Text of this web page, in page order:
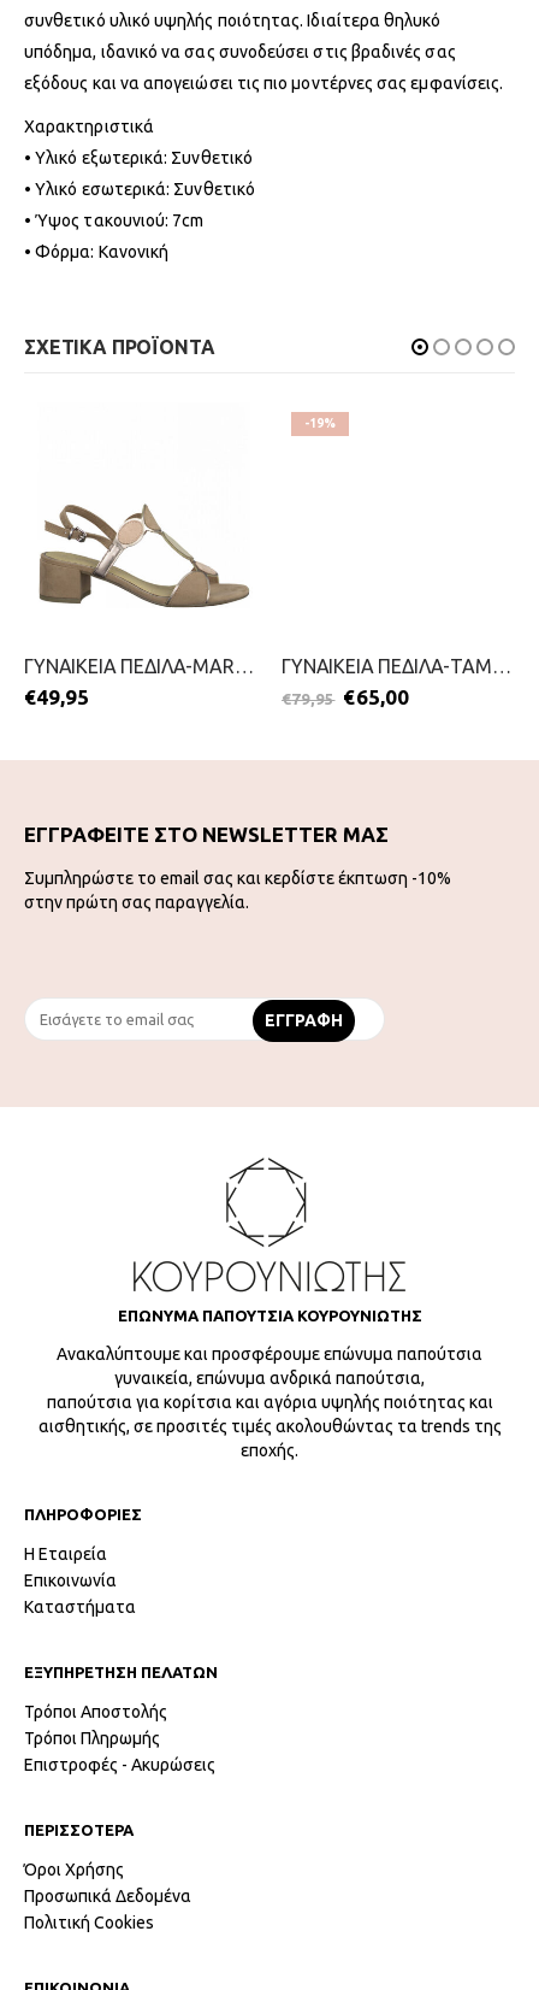
συνθετικό υλικό υψηλής ποιότητας. Ιδιαίτερα θηλυκό
υπόδημα, ιδανικό να σας συνοδεύσει στις βραδινές σας
εξόδους και να απογειώσει τις πιο μοντέρνες σας εμφανίσεις.
Χαρακτηριστικά
• Υλικό εξωτερικά: Συνθετικό
• Υλικό εσωτερικά: Συνθετικό
• Ύψος τακουνιού: 7cm
• Φόρμα: Κανονική
ΣΧΕΤΙΚΑ ΠΡΟΪΟΝΤΑ
ΓΥΝΑΙΚΕΙΑ ΠΕΔΙΛΑ-MARCO TOZZI-2199-0038-ΡΟΖ
€49,95
-19%
ΓΥΝΑΙΚΕΙΑ ΠΕΔΙΛΑ-TAMARIS-2199-0089-ΤΑΜΠΑ
€79,95 €65,00
ΕΓΓΡΑΦΕΙΤΕ ΣΤΟ NEWSLETTER ΜΑΣ
Συμπληρώστε το email σας και κερδίστε έκπτωση -10%
στην πρώτη σας παραγγελία.
ΕΠΩΝΥΜΑ ΠΑΠΟΥΤΣΙΑ ΚΟΥΡΟΥΝΙΩΤΗΣ
Ανακαλύπτουμε και προσφέρουμε επώνυμα παπούτσια
γυναικεία, επώνυμα ανδρικά παπούτσια,
παπούτσια για κορίτσια και αγόρια υψηλής ποιότητας και
αισθητικής, σε προσιτές τιμές ακολουθώντας τα trends της
εποχής.
ΠΛΗΡΟΦΟΡΙΕΣ
Η Εταιρεία
Επικοινωνία
Καταστήματα
ΕΞΥΠΗΡΕΤΗΣΗ ΠΕΛΑΤΩΝ
Τρόποι Αποστολής
Τρόποι Πληρωμής
Επιστροφές - Ακυρώσεις
ΠΕΡΙΣΣΟΤΕΡΑ
Όροι Χρήσης
Προσωπικά Δεδομένα
Πολιτική Cookies